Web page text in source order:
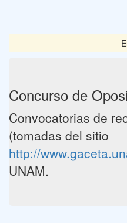
Concurso de
Convocatorias de
(tomadas del sitio
http://
UNAM.